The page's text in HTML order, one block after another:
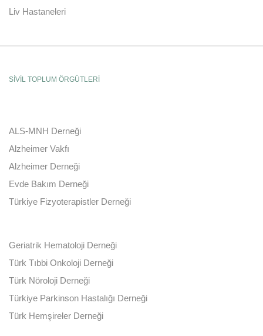
Liv Hastaneleri
SİVİL TOPLUM ÖRGÜTLERİ
ALS-MNH Derneği
Alzheimer Vakfı
Alzheimer Derneği
Evde Bakım Derneği
Türkiye Fizyoterapistler Derneği
Geriatrik Hematoloji Derneği
Türk Tıbbi Onkoloji Derneği
Türk Nöroloji Derneği
Türkiye Parkinson Hastalığı Derneği
Türk Hemşireler Derneği